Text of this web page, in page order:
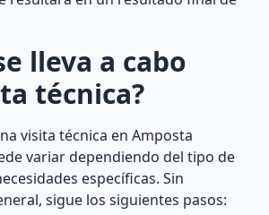
lleva a cabo
técnica?
visita técnica en Amposta
variar dependiendo del tipo de
específicas. Sin
sigue los siguientes pasos: